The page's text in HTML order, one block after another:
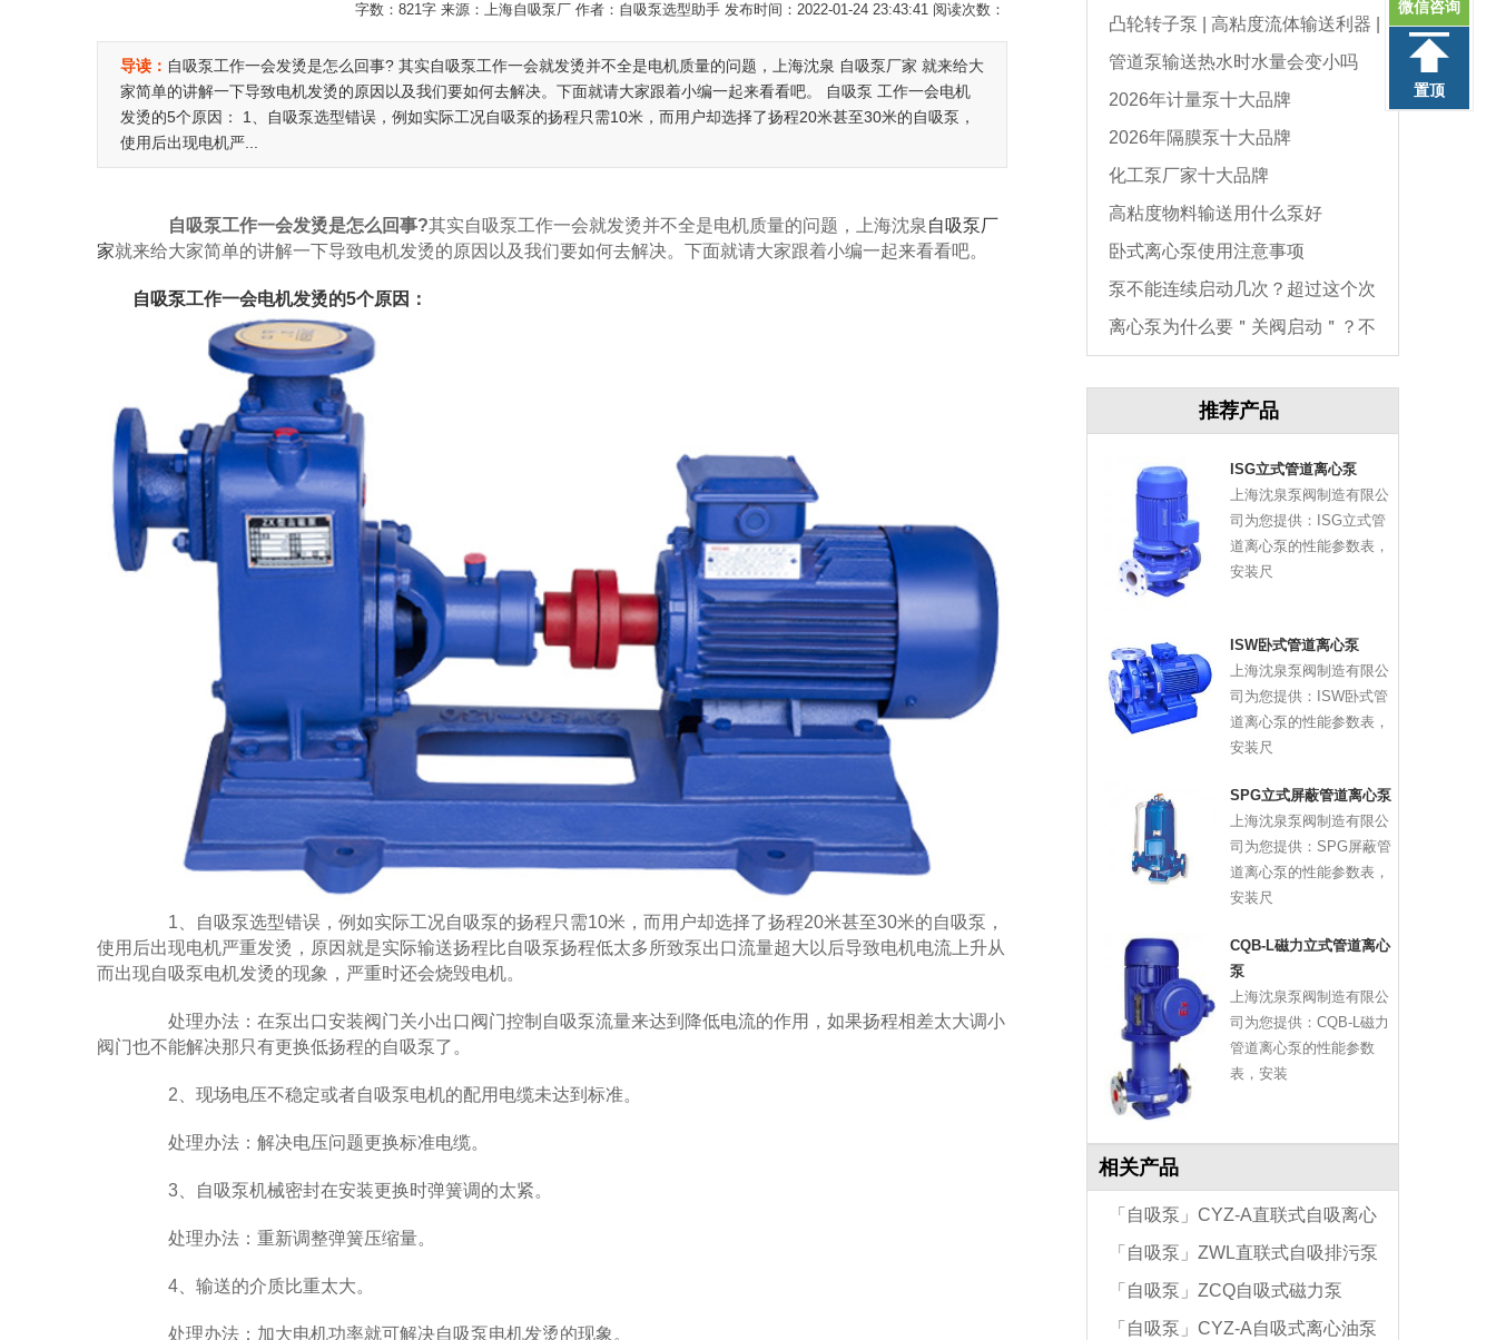
微信咨询
置顶
字数：821字 来源：上海自吸泵厂 作者：自吸泵选型助手 发布时间：2022-01-24 23:43:41 阅读次数：
导读： 自吸泵工作一会发烫是怎么回事? 其实自吸泵工作一会就发烫并不全是电机质量的问题，上海沈泉 自吸泵厂家 就来给大
家简单的讲解一下导致电机发烫的原因以及我们要如何去解决。下面就请大家跟着小编一起来看看吧。 自吸泵 工作一会电机
发烫的5个原因： 1、自吸泵选型错误，例如实际工况自吸泵的扬程只需10米，而用户却选择了扬程20米甚至30米的自吸泵，
使用后出现电机严...
自吸泵工作一会发烫是怎么回事?其实自吸泵工作一会就发烫并不全是电机质量的问题，上海沈泉 自吸泵厂
家就来给大家简单的讲解一下导致电机发烫的原因以及我们要如何去解决。下面就请大家跟着小编一起来看看吧。
自吸泵工作一会电机发烫的5个原因：
1、自吸泵选型错误，例如实际工况自吸泵的扬程只需10米，而用户却选择了扬程20米甚至30米的自吸泵，
使用后出现电机严重发烫，原因就是实际输送扬程比自吸泵扬程低太多所致泵出口流量超大以后导致电机电流上升从
而出现自吸泵电机发烫的现象，严重时还会烧毁电机。
处理办法：在泵出口安装阀门关小出口阀门控制自吸泵流量来达到降低电流的作用，如果扬程相差太大调小
阀门也不能解决那只有更换低扬程的自吸泵了。
2、现场电压不稳定或者自吸泵电机的配用电缆未达到标准。
处理办法：解决电压问题更换标准电缆。
3、自吸泵机械密封在安装更换时弹簧调的太紧。
处理办法：重新调整弹簧压缩量。
4、输送的介质比重太大。
处理办法：加大电机功率就可解决自吸泵电机发烫的现象。
凸轮转子泵 | 高粘度流体输送利器 |
选型与维护全指南
管道泵输送热水时水量会变小吗
2026年计量泵十大品牌
2026年隔膜泵十大品牌
化工泵厂家十大品牌
高粘度物料输送用什么泵好
卧式离心泵使用注意事项
泵不能连续启动几次？超过这个次
数，电机必坏
离心泵为什么要＂关阀启动＂？不
推荐产品
ISG立式管道离心泵
上海沈泉泵阀制造有限公
司为您提供：ISG立式管
道离心泵的性能参数表，
安装尺
ISW卧式管道离心泵
上海沈泉泵阀制造有限公
司为您提供：ISW卧式管
道离心泵的性能参数表，
安装尺
SPG立式屏蔽管道离心泵
上海沈泉泵阀制造有限公
司为您提供：SPG屏蔽管
道离心泵的性能参数表，
安装尺
CQB-L磁力立式管道离心
泵
上海沈泉泵阀制造有限公
司为您提供：CQB-L磁力
管道离心泵的性能参数
表，安装
相关产品
「自吸泵」CYZ-A直联式自吸离心
油泵「自吸泵」ZWL直联式自吸排污泵
「自吸泵」ZCQ自吸式磁力泵
「自吸泵」CYZ-A自吸式离心油泵